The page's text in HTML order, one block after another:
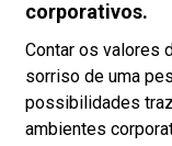
corporativos.
Contar os valores
sorriso de uma
possibilidades
ambientes